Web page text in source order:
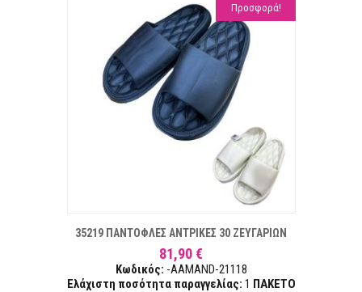
Προσφορά!
35219 ΠΑΝΤΟΦΛΕΣ ΑΝΤΡΙΚΕΣ 30 ΖΕΥΓΑΡΙΩΝ
81,90 €
Κωδικός: -AAMAND-21118
Ελάχιστη ποσότητα παραγγελίας: 1 ΠΑΚΕΤΟ